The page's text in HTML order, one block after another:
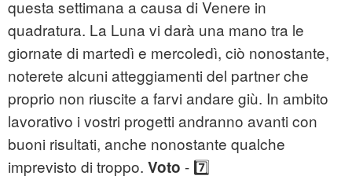
questa settimana a causa di Venere in
quadratura. La Luna vi darà una mano tra le
giornate di martedì e mercoledì, ciò nonostante,
noterete alcuni atteggiamenti del partner che
proprio non riuscite a farvi andare giù. In ambito
lavorativo i vostri progetti andranno avanti con
buoni risultati, anche nonostante qualche
imprevisto di troppo. Voto - 7️⃣